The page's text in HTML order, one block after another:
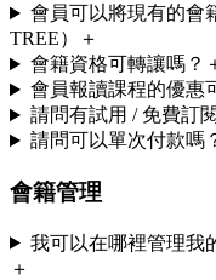
會員可以將現有的會
TREE）
＋
會籍資格可轉讓嗎？
會員報讀課程的優惠
請問有試用 / 免費訂
請問可以單次付款嗎
會籍管理
我可以在哪裡管理我
＋